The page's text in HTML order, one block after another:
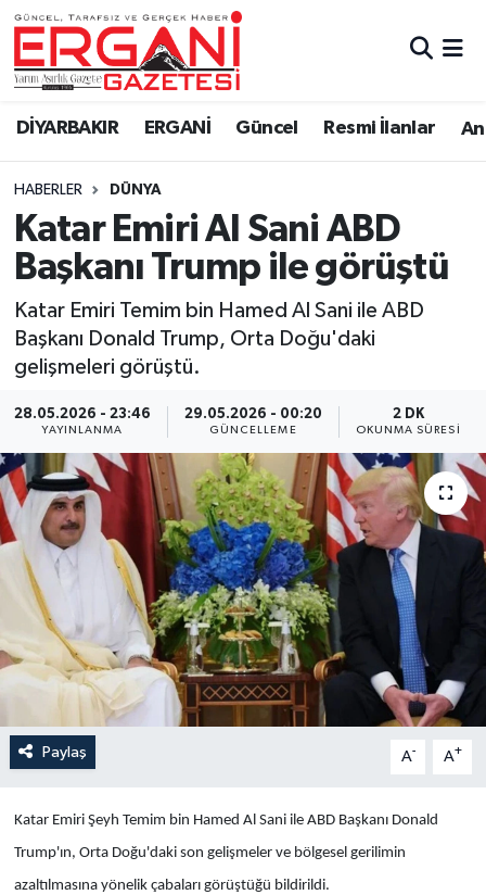
DİYARBAKIR ERGANİ Güncel Resmi İlanlar
HABERLER DÜNYA
Katar Emiri Al Sani ABD
Başkanı Trump ile görüştü
Katar Emiri Temim bin Hamed Al Sani ile ABD
Başkanı Donald Trump, Orta Doğu'daki
gelişmeleri görüştü.
28.05.2026 - 23:46
YAYINLANMA
29.05.2026 - 00:20
GÜNCELLEME
2 DK
OKUNMA SÜRESI
Paylaş A- A+
Katar Emiri Şeyh Temim bin Hamed Al Sani ile ABD Başkanı Donald
Trump'ın, Orta Doğu'daki son gelişmeler ve bölgesel gerilimin
azaltılmasına yönelik çabaları görüştüğü bildirildi.
DİYARBAKIR
BİSMİL
BAĞLAR
ERGANİ
Güncel
Eği̇ti̇m
Resmi İlanlar
Sağlık
Si̇yaset
Spor
Yaşam
Anali̇z
Bi̇li̇m & Teknoloji̇
Dünya
Eği̇ti̇m
Ergani Nöbetçi Eczaneler
Ergani Hava Durumu
Ergani Trafik Yoğunluk Haritası
Süper Lig Puan Durumu ve Fikstür
Tüm Manşetler
Son Dakika Haberleri
Haber Arşivi